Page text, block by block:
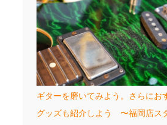
ギターを磨いてみよう。さらにお
グッズも紹介しよう 〜福岡店ス